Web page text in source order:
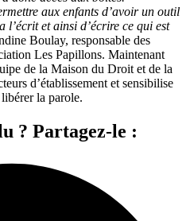
aux enfants d’avoir un outil
l’écrit et ainsi d’écrire ce qui est
Boulay, responsable des
Les Papillons. Maintenant
de la Maison du Droit et de la
d’établissement et sensibilise
la parole.
? Partagez-le :